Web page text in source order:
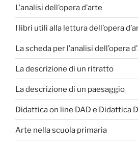
L’analisi dell’opera d’arte
I libri utili alla lettura dell’opera
La scheda per l’analisi dell’opera
La descrizione di un ritratto
La descrizione di un paesaggio
Didattica on line DAD e Didattica
Arte nella scuola primaria